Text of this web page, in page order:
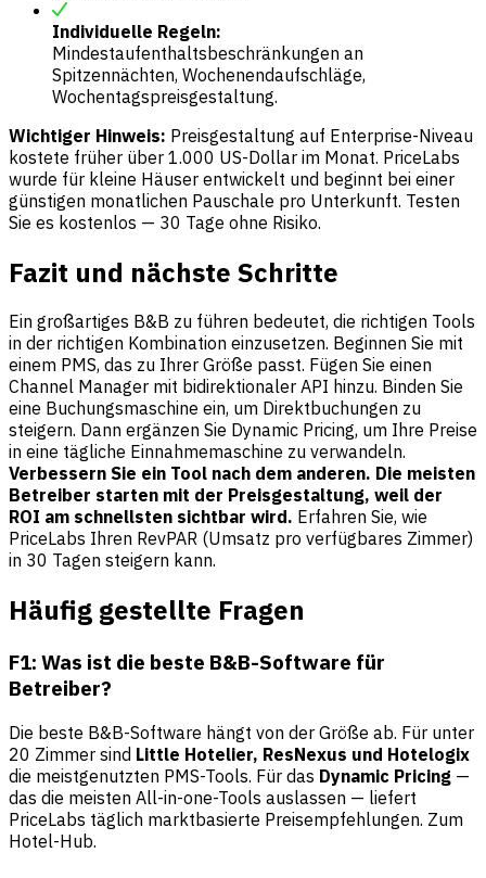
Individuelle Regeln:
Mindestaufenthaltsbeschränkungen an
Spitzennächten, Wochenendaufschläge,
Wochentagspreisgestaltung.
Wichtiger Hinweis: Preisgestaltung auf Enterprise-Niveau
kostete früher über 1.000 US-Dollar im Monat. PriceLabs
wurde für kleine Häuser entwickelt und beginnt bei einer
günstigen monatlichen Pauschale pro Unterkunft. Testen
Sie es kostenlos — 30 Tage ohne Risiko.
Fazit und nächste Schritte
Ein großartiges B&B zu führen bedeutet, die richtigen Tools
in der richtigen Kombination einzusetzen. Beginnen Sie mit
einem PMS, das zu Ihrer Größe passt. Fügen Sie einen
Channel Manager mit bidirektionaler API hinzu. Binden Sie
eine Buchungsmaschine ein, um Direktbuchungen zu
steigern. Dann ergänzen Sie Dynamic Pricing, um Ihre Preise
in eine tägliche Einnahmemaschine zu verwandeln.
Verbessern Sie ein Tool nach dem anderen. Die meisten
Betreiber starten mit der Preisgestaltung, weil der
ROI am schnellsten sichtbar wird. Erfahren Sie, wie
PriceLabs Ihren RevPAR (Umsatz pro verfügbares Zimmer)
in 30 Tagen steigern kann.
Häufig gestellte Fragen
F1: Was ist die beste B&B-Software für
Betreiber?
Die beste B&B-Software hängt von der Größe ab. Für unter
20 Zimmer sind Little Hotelier, ResNexus und Hotelogix
die meistgenutzten PMS-Tools. Für das Dynamic Pricing —
das die meisten All-in-one-Tools auslassen — liefert
PriceLabs täglich marktbasierte Preisempfehlungen. Zum
Hotel-Hub.